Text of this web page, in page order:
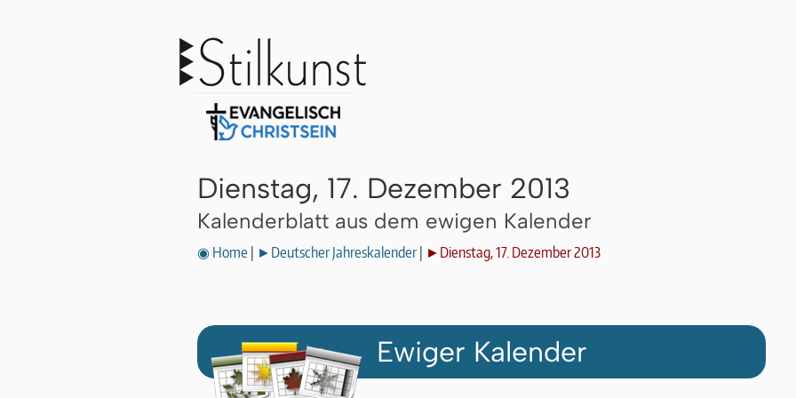
Dienstag, 17. Dezember 2013
Kalenderblatt aus dem ewigen Kalender
◉ Home ►Deutscher Jahreskalender| ►Dienstag, 17. Dezember 2013
Ewiger Kalender